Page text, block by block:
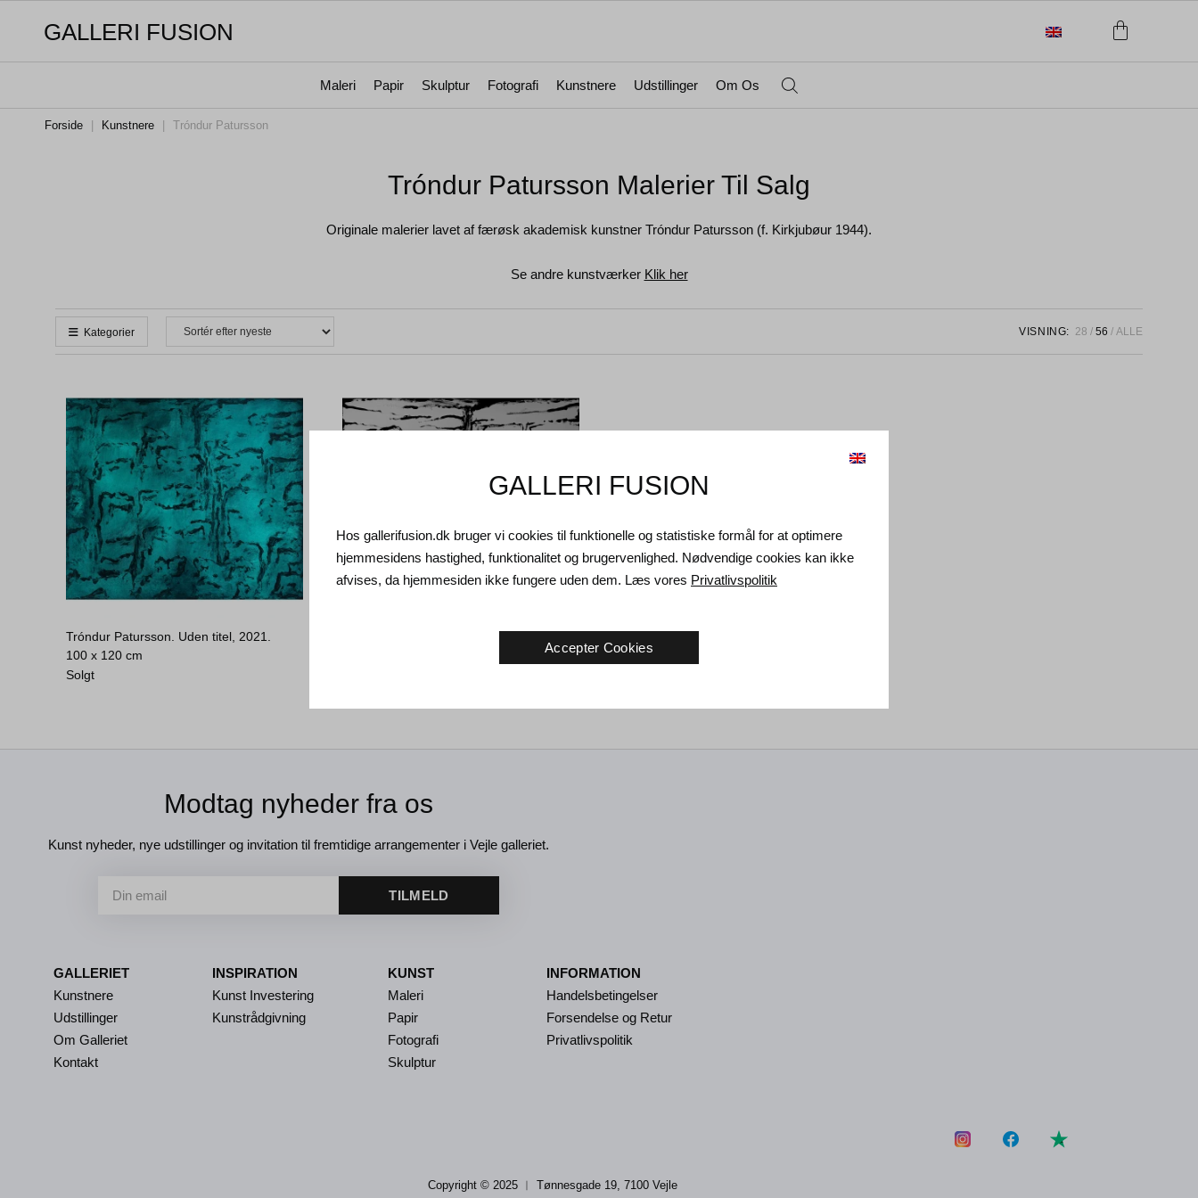
GALLERI FUSION
Maleri Papir Skulptur Fotografi Kunstnere Udstillinger Om Os
Forside Kunstnere Tróndur Patursson
Tróndur Patursson Malerier Til Salg
Originale malerier lavet af færøsk akademisk kunstner Tróndur Patursson (f. Kirkjubøur 1944).
Se andre kunstværker Klik her
Kategorier VISNING: 28 56 ALLE
Tróndur Patursson. Uden titel, 2021.
100 x 120 cm
Solgt
Tróndur Patursson. Uden titel, 2021.
Modtag nyheder fra os
Kunst nyheder, nye udstillinger og invitation til fremtidige arrangementer i Vejle galleriet.
TILMELD
GALLERIET
Kunstnere
Udstillinger
Om Galleriet
Kontakt
INSPIRATION
Kunst Investering
Kunstrådgivning
KUNST
Maleri
Papir
Fotografi
Skulptur
INFORMATION
Handelsbetingelser
Forsendelse og Retur
Privatlivspolitik
Copyright © 2025 ︱ Tønnesgade 19, 7100 Vejle
GALLERI FUSION
Hos gallerifusion.dk bruger vi cookies til funktionelle og statistiske formål for at optimere
hjemmesidens hastighed, funktionalitet og brugervenlighed. Nødvendige cookies kan ikke
afvises, da hjemmesiden ikke fungere uden dem. Læs vores Privatlivspolitik
Accepter Cookies